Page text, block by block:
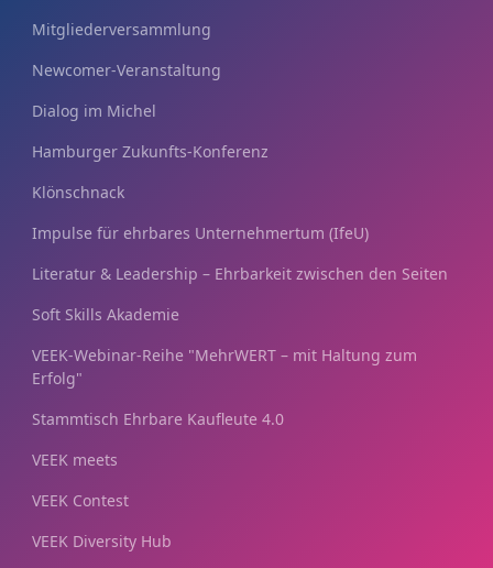
Mitgliederversammlung
Newcomer-Veranstaltung
Dialog im Michel
Hamburger Zukunfts-Konferenz
Klönschnack
Impulse für ehrbares Unternehmertum (IfeU)
Literatur & Leadership – Ehrbarkeit zwischen den Seiten
Soft Skills Akademie
VEEK-Webinar-Reihe "MehrWERT – mit Haltung zum
Erfolg"
Stammtisch Ehrbare Kaufleute 4.0
VEEK meets
VEEK Contest
VEEK Diversity Hub